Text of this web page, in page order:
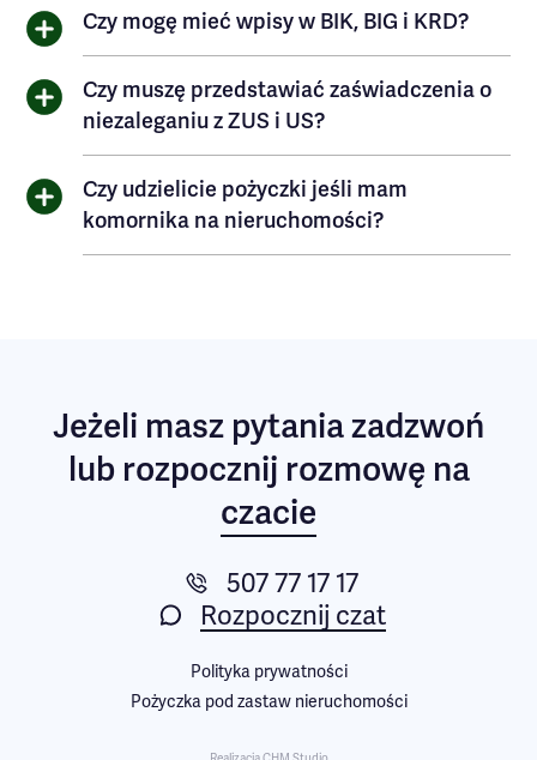
Czy mogę mieć wpisy w BIK, BIG i KRD?
Czy muszę przedstawiać zaświadczenia o
niezaleganiu z ZUS i US?
Czy udzielicie pożyczki jeśli mam
komornika na nieruchomości?
Jeżeli masz pytaniazadzwoń
lub rozpocznij rozmowę na
czacie
507 77 17 17
Rozpocznij czat
Polityka prywatności
Pożyczka pod zastaw nieruchomości